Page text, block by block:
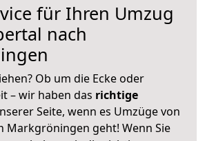
für Ihren Umzug
nach
Ob um die Ecke oder
– wir haben das richtige
Seite, wenn es Umzüge von
Markgröningen geht! Wenn Sie